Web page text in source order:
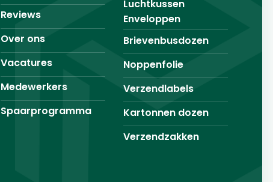
Reviews
Over ons
Vacatures
Medewerkers
Spaarprogramma
Luchtkussen
Enveloppen
Brievenbusdozen
Noppenfolie
Verzendlabels
Kartonnen dozen
Verzendzakken